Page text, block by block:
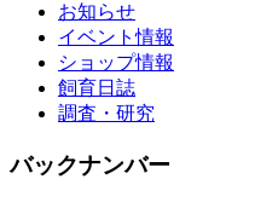
お知らせ
イベント情報
ショップ情報
飼育日誌
調査・研究
バックナンバー